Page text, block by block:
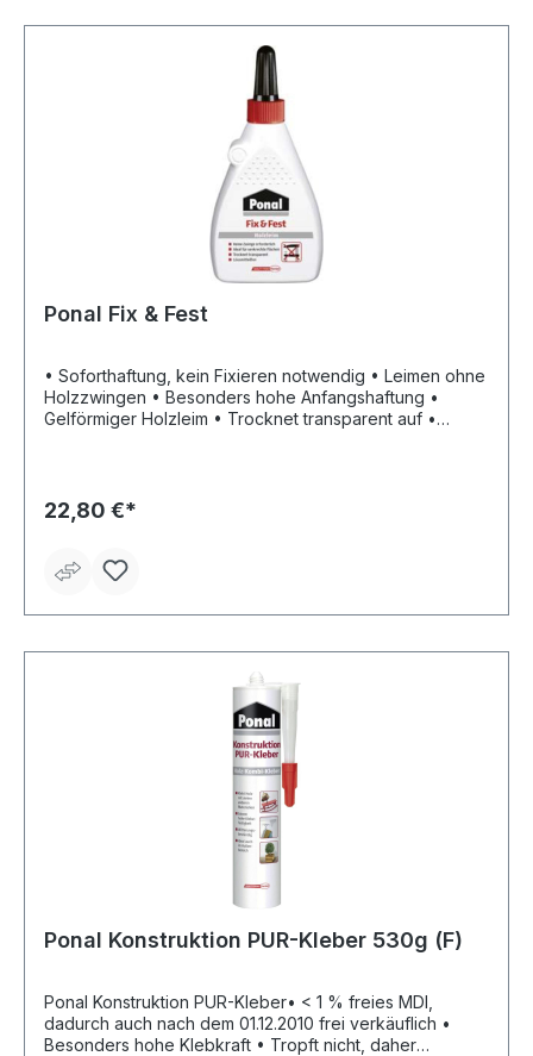
150 g/m² • Pressdruck mindestens 15 N/cm²
Ponal Fix & Fest
• Soforthaftung, kein Fixieren notwendig • Leimen ohne
Holzzwingen • Besonders hohe Anfangshaftung •
Gelförmiger Holzleim • Trocknet transparent auf •
Verbindung mit Keramik, Beton, Steinen, Ziegelsteinen,
Putz, Trockenbauplatten, Luminium, Styropor®,Hart-PVC
Reichweite: ca. 300 g/m² (abhängig von Spaltgröße und
mm
22,80 €*
Ponal Konstruktion PUR-Kleber 530g (F)
Ponal Konstruktion PUR-Kleber• < 1 % freies MDI,
dadurch auch nach dem 01.12.2010 frei verkäuflich •
Besonders hohe Klebkraft • Tropft nicht, daher